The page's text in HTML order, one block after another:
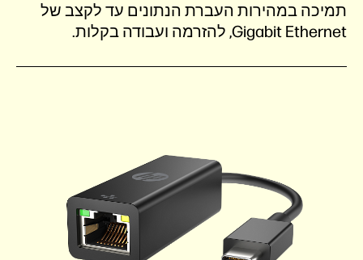
תמיכה במהירות העברת הנתונים עד לקצב של
Gigabit Ethernet, להזרמה ועבודה בקלות.